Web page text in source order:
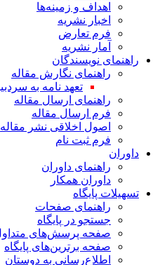
اهداف و زمینه‌ها
اخبار نشریه
فرم تعارض
آمار نشریه
راهنمای نویسندگان
راهنمای نگارش مقاله
تعهد نامه به سردبیر
راهنمای ارسال مقاله
فرم ارسال مقاله
اصول اخلاقی نشر مقاله
فرم ثبت نام
داوران
راهنمای داوران
داوران همکار
تسهیلات پایگاه
راهنمای صفحات
جستجو در پایگاه
صفحه پرسش‌های متداول
صفحه برترین‌های پایگاه
اطلاع‌رسانی به دوستان